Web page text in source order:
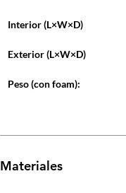
Interior (L×W×D)
Exterior (L×W×D)
Peso (con foam):
Materiales